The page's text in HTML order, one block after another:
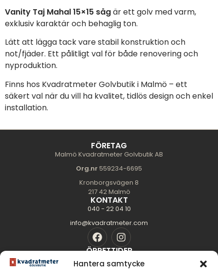
Hantera samtycke
Vanity Taj Mahal 15×15 sågär ett golv med varm,
exklusiv karaktär och behaglig ton.
Lätt att lägga tack vare stabil konstruktion och
not/fjäder. Ett pålitligt val för både renovering och
nyproduktion.
Finns hos Kvadratmeter Golvbutik i Malmö – ett
säkert val när du vill ha kvalitet, tidlös design och enkel
installation.
FÖRETAG
Malmö Kvadratmeter Golvbutik AB
Org.nr 559234-6695
Kronborgsvägen 8
217 42 Malmö
KONTAKT
040 - 22 04 10
info@kvadratmeter.com
ÖPPETTIDER
Mån-Tors: 10.00 - 18.00